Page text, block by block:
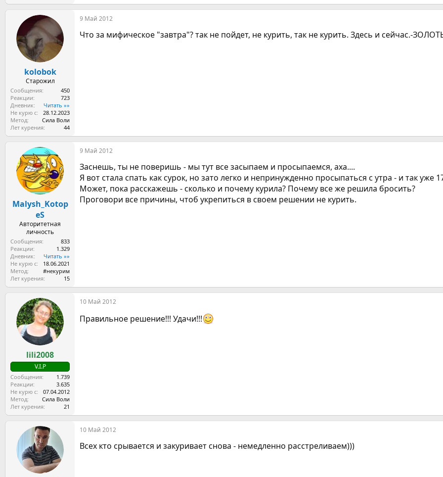
kolobok
Старожил
Сообщения
450
Реакции
723
Дневник
Читать »»
Не курю с
28.12.2023
Метод
Сила Воли
Лет курения
44
9 Май 2012
Что за мифическое "завтра"? так не пойдет, не курить, так не курить. Здесь и сейчас.-
Malysh_Kotop
eS
Авторитетная
личность
Сообщения
833
Реакции
1.329
Дневник
Читать »»
Не курю с
18.06.2021
Метод
#некурим
Лет курения
15
9 Май 2012
Заснешь, ты не поверишь - мы тут все засыпаем и просыпаемся, аха....
Я вот стала спать как сурок, но зато легко и непринужденно просыпаться с утра - и так уже
Может, пока расскажешь - сколько и почему курила? Почему все же решила бросить?
Проговори все причины, чтоб укрепиться в своем решении не курить.
lili2008
V.I.P
Сообщения
1.739
Реакции
3.635
Не курю с
07.04.2012
Метод
Сила Воли
Лет курения
21
10 Май 2012
Правильное решение!!! Удачи!!!
10 Май 2012
Всех кто срывается и закуривает снова - немедленно расстреливаем)))